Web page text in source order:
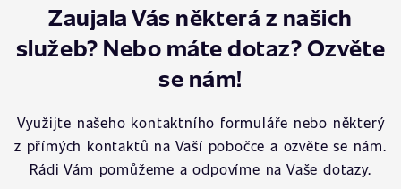
Zaujala Vás některá z našich
služeb? Nebo máte dotaz? Ozvěte
se nám!
Využijte našeho kontaktního formuláře nebo některý
z přímých kontaktů na Vaší pobočce a ozvěte se nám.
Rádi Vám pomůžeme a odpovíme na Vaše dotazy.